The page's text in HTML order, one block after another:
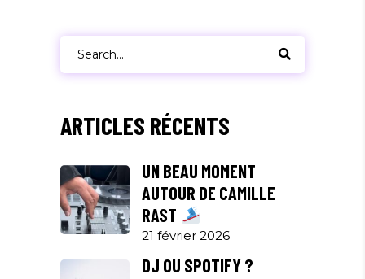
for:
ARTICLES RÉCENTS
UN BEAU MOMENT
AUTOUR DE CAMILLE
RAST
21 février 2026
DJ OU SPOTIFY ?